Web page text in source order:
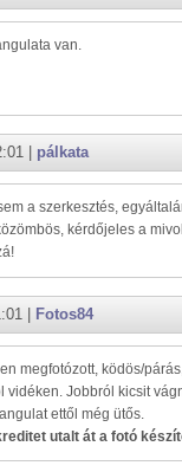
van.
| pálkata
a szerkesztés,
kérdőjeles a
| Fotos84
megfotózott, ködös/
vidéken. Jobbról kicsit
ettől még ütős.
utalt át a fotó